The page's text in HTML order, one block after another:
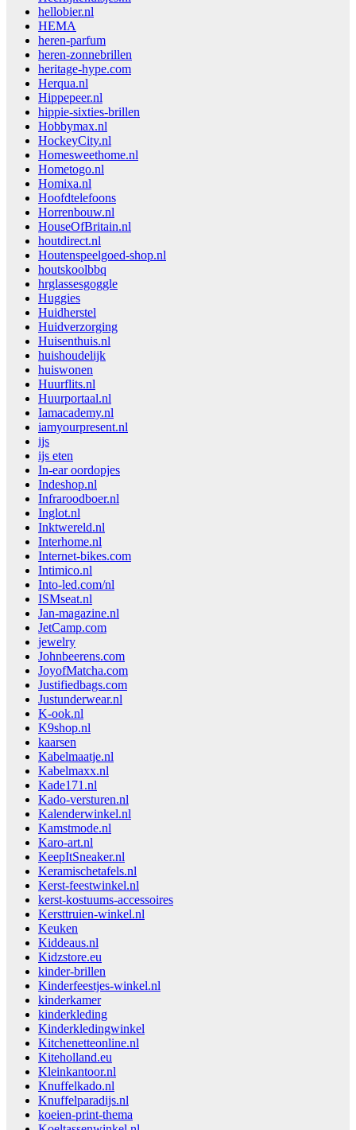
hellobier.nl
HEMA
heren-parfum
heren-zonnebrillen
heritage-hype.com
Herqua.nl
Hippepeer.nl
hippie-sixties-brillen
Hobbymax.nl
HockeyCity.nl
Homesweethome.nl
Hometogo.nl
Homixa.nl
Hoofdtelefoons
Horrenbouw.nl
HouseOfBritain.nl
houtdirect.nl
Houtenspeelgoed-shop.nl
houtskoolbbq
hrglassesgoggle
Huggies
Huidherstel
Huidverzorging
Huisenthuis.nl
huishoudelijk
huiswonen
Huurflits.nl
Huurportaal.nl
Iamacademy.nl
iamyourpresent.nl
ijs
ijs eten
In-ear oordopjes
Indeshop.nl
Infraroodboer.nl
Inglot.nl
Inktwereld.nl
Interhome.nl
Internet-bikes.com
Intimico.nl
Into-led.com/nl
ISMseat.nl
Jan-magazine.nl
JetCamp.com
jewelry
Johnbeerens.com
JoyofMatcha.com
Justifiedbags.com
Justunderwear.nl
K-ook.nl
K9shop.nl
kaarsen
Kabelmaatje.nl
Kabelmaxx.nl
Kade171.nl
Kado-versturen.nl
Kalenderwinkel.nl
Kamstmode.nl
Karo-art.nl
KeepItSneaker.nl
Keramischetafels.nl
Kerst-feestwinkel.nl
kerst-kostuums-accessoires
Kersttruien-winkel.nl
Keuken
Kiddeaus.nl
Kidzstore.eu
kinder-brillen
Kinderfeestjes-winkel.nl
kinderkamer
kinderkleding
Kinderkledingwinkel
Kitchenetteonline.nl
Kiteholland.eu
Kleinkantoor.nl
Knuffelkado.nl
Knuffelparadijs.nl
koeien-print-thema